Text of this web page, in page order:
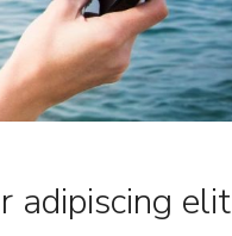
adipiscing elit